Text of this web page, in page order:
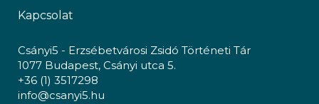
Kapcsolat
Csányi5 - Erzsébetvárosi Zsidó Történeti Tár
1077 Budapest, Csányi utca 5.
+36 (1) 3517298
info@csanyi5.hu